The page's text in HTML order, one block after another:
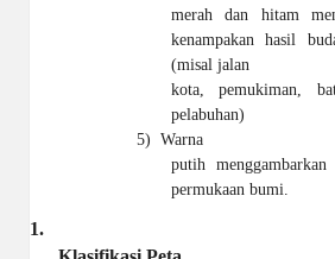
merah dan hitam
kenampakan hasil
(misal jalan
kota, pemukiman,
pelabuhan)
5)
Warna
putih menggambarkan
permukaan bumi.
1.